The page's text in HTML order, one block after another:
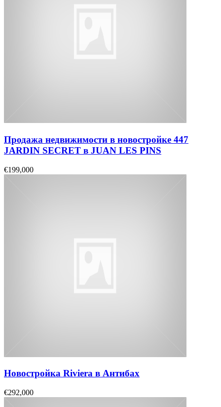
Продажа недвижимости в новостройке 447
JARDIN SECRET в JUAN LES PINS
€199,000
Новостройка Riviera в Антибах
€292,000